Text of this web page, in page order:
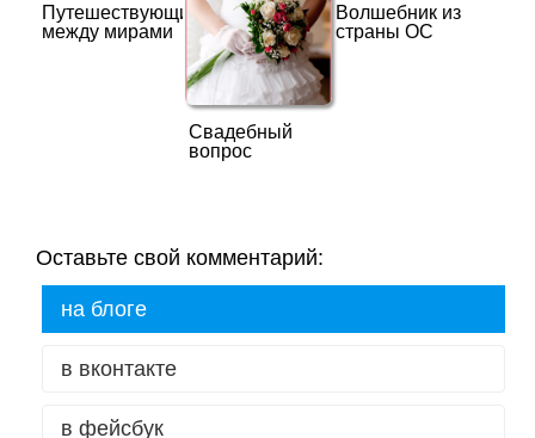
Путешествующие
между мирами
Свадебный
вопрос
Волшебник из
страны ОС
Оставьте свой комментарий:
на блоге
в вконтакте
в фейсбук